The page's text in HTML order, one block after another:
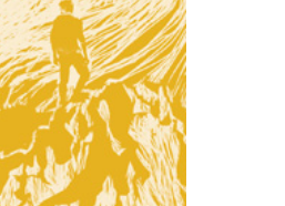
AL CARRELLO